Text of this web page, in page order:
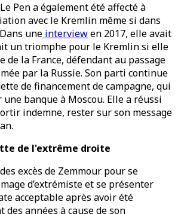
Pen a également été affecté à
avec le Kremlin même si dans
une interviewen 2017, elle avait
un triomphe pour le Kremlin si elle
de la France, défendant au passage
par la Russie. Son parti continue
de financement de campagne, qui
banque à Moscou. Elle a réussi
indemne, rester sur son message
de l'extrême droite
excès de Zemmour pour se
d’extrémiste et se présenter
acceptable après avoir été
des années à cause de son